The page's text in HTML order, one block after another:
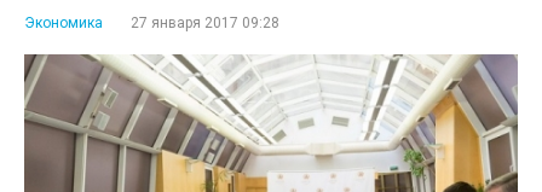
Экономика 27 января 2017 09:28